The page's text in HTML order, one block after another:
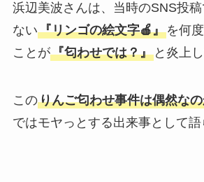
浜辺美波さんは、当時のSNS投
ない『リンゴの絵文字🍎』を何
ことが『匂わせでは？』と炎上
このりんご匂わせ事件は偶然な
ではモヤっとする出来事として語